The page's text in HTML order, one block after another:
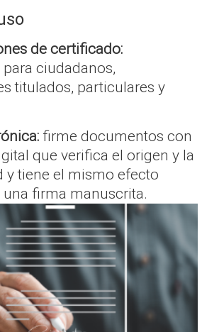
de certificado:
ciudadanos,
titulados, particulares y
firme documentos con
que verifica el origen y la
y tiene el mismo efecto
firma manuscrita.